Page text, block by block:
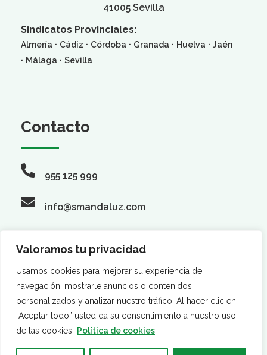
Valoramos tu privacidad
Usamos cookies para mejorar su experiencia de
navegación, mostrarle anuncios o contenidos
personalizados y analizar nuestro tráfico. Al hacer clic en
“Aceptar todo” usted da su consentimiento a nuestro uso
de las cookies.
Política de cookies
41005 Sevilla
Sindicatos Provinciales:
Almería · Cádiz · Córdoba · Granada · Huelva · Jaén
· Málaga · Sevilla
Contacto
955 125 999
info@smandaluz.com
Síguenos